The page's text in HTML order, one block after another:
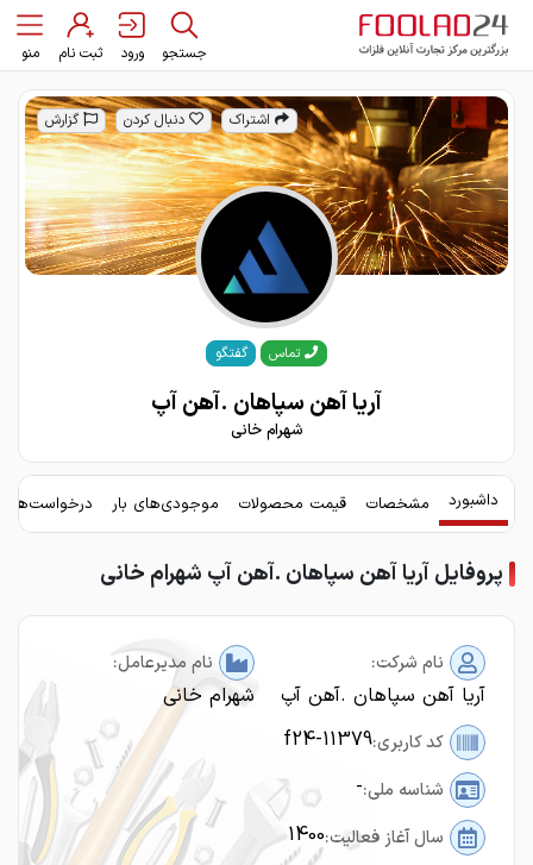
جستجو ورود ثبت نام منو
اشتراک دنبال کردن گزارش
تماس گفتگو
آریا آهن سپاهان .آهن آپ
شهرام خانی
داشبورد مشخصات قیمت محصولات موجودی‌های بار
پروفایل آریا آهن سپاهان .آهن آپ شهرام خانی
نام شرکت:
آریا آهن سپاهان .آهن آپ
نام مدیرعامل:
شهرام خانی
کد کاربری:f24-11379
شناسه ملی:-
سال آغاز فعالیت:1400